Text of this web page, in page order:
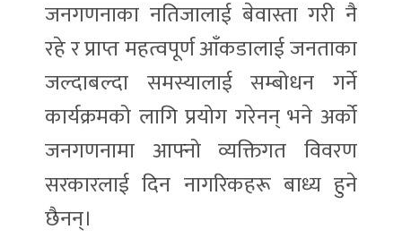
जनगणनाका नतिजालाई बेवास्ता गरी नै
रहे र प्राप्त महत्वपूर्ण आँकडालाई जनताका
जल्दाबल्दा समस्यालाई सम्बोधन गर्ने
कार्यक्रमको लागि प्रयोग गरेनन् भने अर्को
जनगणनामा आफ्नो व्यक्तिगत विवरण
सरकारलाई दिन नागरिकहरू बाध्य हुने
छैनन्।